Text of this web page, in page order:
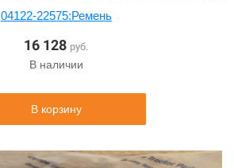
04122-22575:Ремень
16 128 руб.
В наличии
В корзину